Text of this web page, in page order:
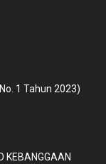
1 Tahun 2023)
KEBANGGAAN